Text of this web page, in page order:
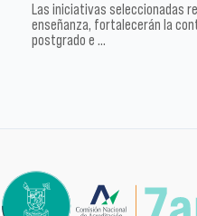
Las iniciativas seleccionadas
enseñanza, fortalecerán la
postgrado e …